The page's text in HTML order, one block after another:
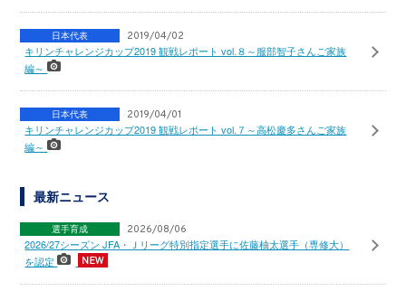
日本代表 2019/04/02
キリンチャレンジカップ2019 観戦レポート vol.８～服部智子さんご家族
編～
日本代表 2019/04/01
キリンチャレンジカップ2019 観戦レポート vol.７～高松慶多さんご家族
編～
最新ニュース
選手育成 2026/08/06
2026/27シーズン JFA・Ｊリーグ特別指定選手に佐藤柚太選手（専修大）
を認定